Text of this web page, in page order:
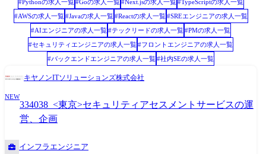
#Pythonの求人一覧 #Goの求人一覧 #Next.jsの求人一覧 #TypeScriptの求人一覧
#AWSの求人一覧 #Javaの求人一覧 #Reactの求人一覧 #SREエンジニアの求人一覧
#AIエンジニアの求人一覧#テックリードの求人一覧#PMの求人一覧
#セキュリティエンジニアの求人一覧#フロントエンジニアの求人一覧
#バックエンドエンジニアの求人一覧#社内SEの求人一覧
キヤノンITソリューションズ株式会社
NEW
334038_<東京>セキュリティアセスメントサービスの運
営、企画
インフラエンジニア